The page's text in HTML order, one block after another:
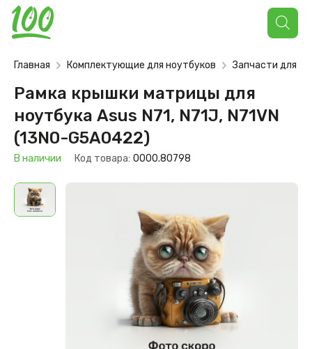
Поиск
товаров
Главная Комплектующие для ноутбуков Запчасти для
Рамка крышки матрицы для
ноутбука Asus N71, N71J, N71VN
(13N0-G5A0422)
В наличии Код товара: 0000.80798